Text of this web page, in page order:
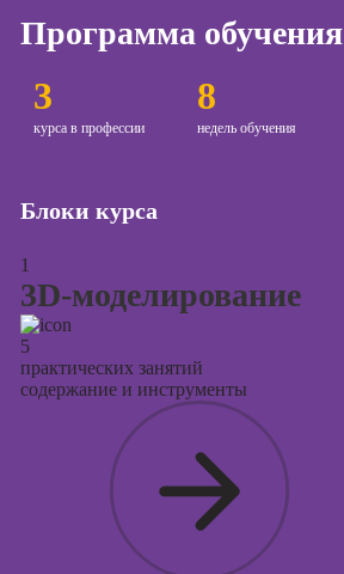
3
курса в профессии
8
недель обучения
Программа обучения
Блоки курса
1
3D-моделирование
5
практических занятий
содержание и инструменты